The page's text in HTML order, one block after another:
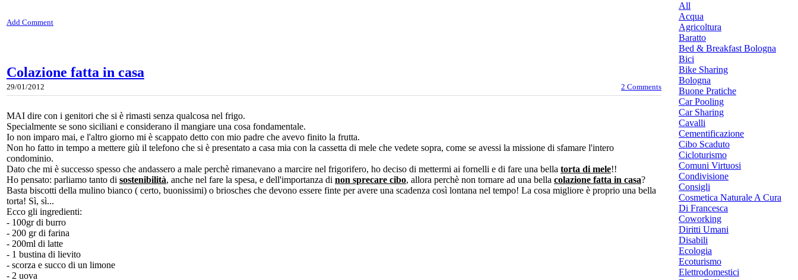
Add Comment
Colazione fatta in casa
29/01/2012 2 Comments
MAI dire con i genitori che si è rimasti senza qualcosa nel frigo.
Specialmente se sono siciliani e considerano il mangiare una cosa fondamentale.
Io non imparo mai, e l'altro giorno mi è scappato detto con mio padre che avevo finito la frutta.
Non ho fatto in tempo a mettere giù il telefono che si è presentato a casa mia con la cassetta di mele che vedete sopra, come se avessi la missione di sfamare l'intero
condominio.
Dato che mi è successo spesso che andassero a male perchè rimanevano a marcire nel frigorifero, ho deciso di mettermi ai fornelli e di fare una bella torta di mele!!
Ho pensato: parliamo tanto di sostenibilità, anche nel fare la spesa, e dell'importanza di non sprecare cibo, allora perchè non tornare ad una bella colazione fatta in casa?
Basta biscotti della mulino bianco ( certo, buonissimi) o briosches che devono essere finte per avere una scadenza così lontana nel tempo! La cosa migliore è proprio una bella
torta! Sì, sì...
Ecco gli ingredienti:
- 100gr di burro
- 200 gr di farina
- 200ml di latte
- 1 bustina di lievito
- scorza e succo di un limone
- 2 uova
All
Acqua
Agricoltura
Baratto
Bed & Breakfast Bologna
Bici
Bike Sharing
Bologna
Buone Pratiche
Car Pooling
Car Sharing
Cavalli
Cementificazione
Cibo Scaduto
Cicloturismo
Comuni Virtuosi
Condivisione
Consigli
Cosmetica Naturale A Cura
Di Francesca
Coworking
Diritti Umani
Disabili
Ecologia
Ecoturismo
Elettrodomestici